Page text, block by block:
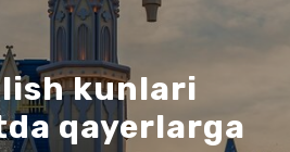
kunlari
qayerlarga